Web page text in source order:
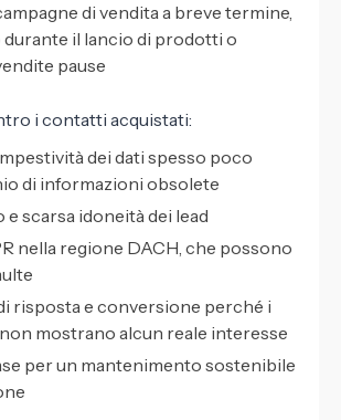
di vendita a breve termine,
durante il lancio di prodotti o
pause
i contatti acquistati:
dei dati spesso poco
di informazioni obsolete
scarsa idoneità dei lead
nella regione DACH, che possono
risposta e conversione perché i
mostrano alcun reale interesse
per un mantenimento sostenibile